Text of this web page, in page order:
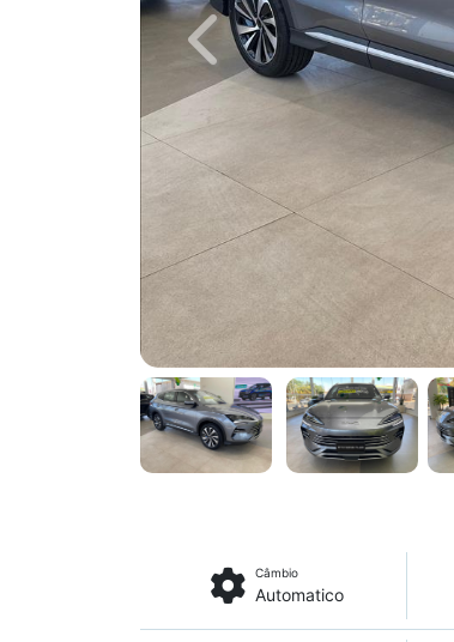
Previous
Câmbio
Automatico